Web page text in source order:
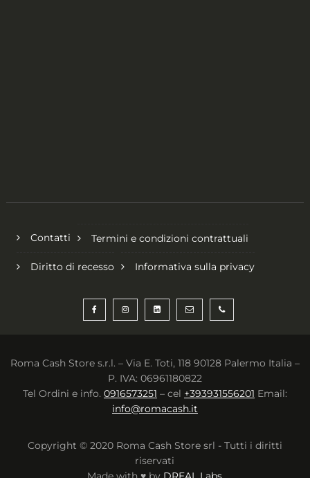
Contatti Termini e condizioni contrattuali
Diritto di recesso Informativa sulla privacy
Roma Cash Store s.r.l. – Via E. Toti, 118 90128 Palermo Italia –
P. IVA: 06961180822
Tel Ordini e info. 0916573251 – cel +393931556201 Email:
info@romacash.it
Copyright © 2020 Roma Cash Store srl - Tutti i diritti
riservati